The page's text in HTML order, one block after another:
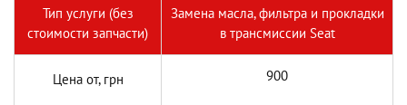
Тип услуги (без
стоимости запчасти)
Замена масла, фильтра и прокладки
в трансмиссии Seat
Цена от, грн 900